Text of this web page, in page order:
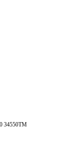
34550TM